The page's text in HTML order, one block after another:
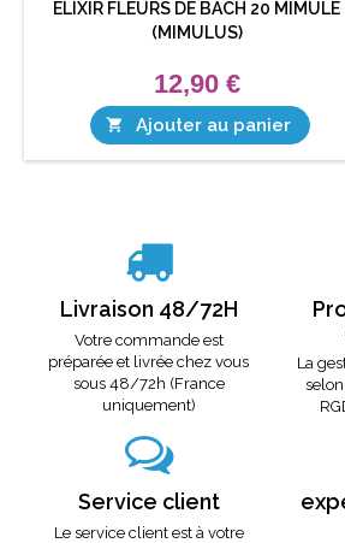
ELIXIR FLEURS DE BACH 20 MIMULE
(MIMULUS)
12,90 €
 Ajouter au panier
Livraison 48/72H
Votre commande est
préparée et livrée chez vous
sous 48/72h (France
uniquement)
La
Service client
Le service client est à votre